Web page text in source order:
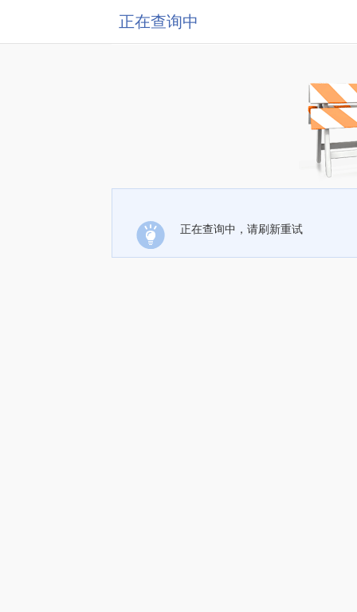
正在查询中
正在查询中，请刷新重试